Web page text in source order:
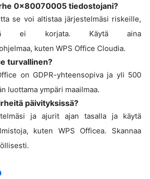
0x80070005 tiedostojani?
se voi altistaa järjestelmäsi riskeille,
ei korjata. Käytä aina
kuten WPS Office Cloudia.
turvallinen?
on GDPR-yhteensopiva ja yli 500
luottama ympäri maailmaa.
päivityksissä?
ja ajurit ajan tasalla ja käytä
kuten WPS Officea. Skannaa